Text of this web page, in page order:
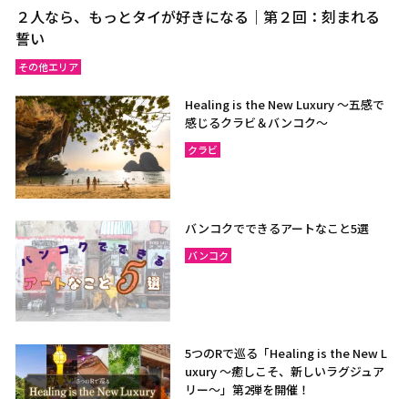
２人なら、もっとタイが好きになる｜第２回：刻まれる
誓い
その他エリア
Healing is the New Luxury ～五感で
感じるクラビ＆バンコク～
クラビ
バンコクでできるアートなこと5選
バンコク
5つのRで巡る「Healing is the New L
uxury ～癒しこそ、新しいラグジュア
リー〜」第2弾を開催！